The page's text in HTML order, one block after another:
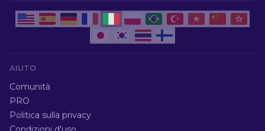
AIUTO
Comunità
PRO
Politica sulla privacy